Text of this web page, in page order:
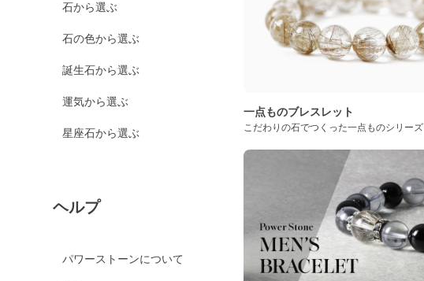
石から選ぶ
石の色から選ぶ
誕生石から選ぶ
運気から選ぶ
星座石から選ぶ
ヘルプ
パワーストーンについて
一点ものブレスレット
こだわりの石でつくった一点ものシリーズ